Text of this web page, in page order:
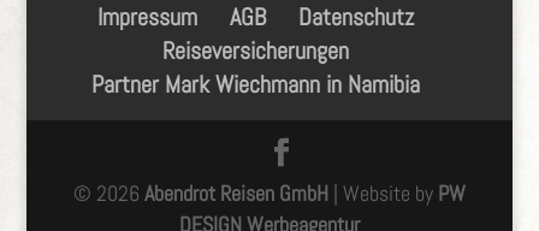
Impressum AGB
Datenschutz
Reiseversicherungen
Partner Mark Wiechmann in Namibia
© 2026 Abendrot Reisen GmbH | Website by PW
DESIGN Werbeagentur